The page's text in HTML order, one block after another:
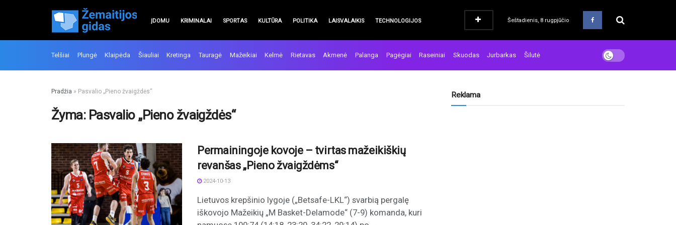
ĮDOMU KRIMINALAI SPORTAS KULTŪRA POLITIKA LAISVALAIKIS TECHNOLOGIJOS Šeštadienis, 8 rugpjūčio
Telšiai Plungė Klaipėda Šiauliai Kretinga Tauragė Mažeikiai Kelmė Rietavas Akmenė Palanga Pagėgiai Raseiniai Skuodas Jurbarkas Šilutė
Pradžia » Pasvalio „Pieno žvaigždės“
Žyma: Pasvalio „Pieno žvaigždės“
Permainingoje kovoje – tvirtas mažeikiškių
revanšas „Pieno žvaigždėms“
2024-10-13
Lietuvos krepšinio lygoje („Betsafe-LKL“) svarbią pergalę
iškovojo Mažeikių „M Basket-Delamode“ (7-9) komanda, kuri
Reklama